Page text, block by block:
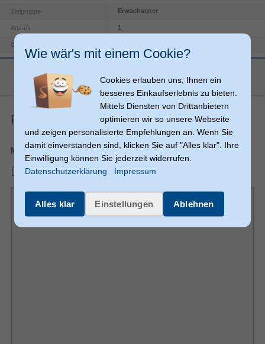
Zielgruppe Erwachsener
Anzahl 1
Geschlecht
Maximale Bildschirmgröße
Kompatibilität MacBook Pro (M2, 2022)
Produkthauptfarbe Schwarz
Schutzfunktion Kratzresistent
Oberflächenfärbung Einfarbig
Sonstiges
Artikelnummer 18242422410
Herstellerartikelnummer 00220138
Produkt-PDF
Merkblatt
mmo_112159271_1685471531_5536_18666.pdf
Wie wär's mit einem Cookie?
Cookies erlauben uns, Ihnen ein
besseres Einkaufserlebnis zu bieten.
Mittels Diensten von Drittanbietern
optimieren wir so unsere Webseite
und zeigen personalisierte Empfehlungen an. Wenn Sie
damit einverstanden sind, klicken Sie auf "Alles klar". Ihre
Einwilligung können Sie jederzeit widerrufen.
Datenschutzerklärung
Impressum
Alles klar Einstellungen Ablehnen